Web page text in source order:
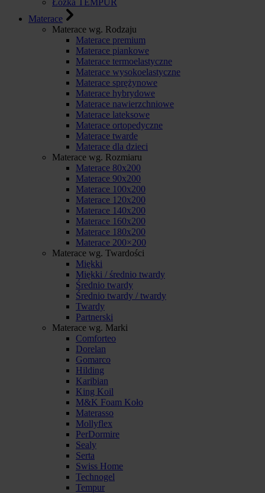
Łóżka TEMPUR
Materace
Materace wg. Rodzaju
Materace premium
Materace piankowe
Materace termoelastyczne
Materace wysokoelastyczne
Materace sprężynowe
Materace hybrydowe
Materace nawierzchniowe
Materace lateksowe
Materace ortopedyczne
Materace twarde
Materace dla dzieci
Materace wg. Rozmiaru
Materace 80x200
Materace 90x200
Materace 100x200
Materace 120x200
Materace 140x200
Materace 160x200
Materace 180x200
Materace 200×200
Materace wg. Twardości
Miękki
Miękki / średnio twardy
Średnio twardy
Średnio twardy / twardy
Twardy
Partnerski
Materace wg. Marki
Comforteo
Dorelan
Gomarco
Hilding
Karibian
King Koil
M&K Foam Koło
Materasso
Mollyflex
PerDormire
Sealy
Serta
Swiss Home
Technogel
Tempur